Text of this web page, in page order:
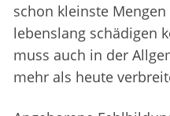
schon kleinste
lebenslang schädigen
muss auch in der
mehr als heute